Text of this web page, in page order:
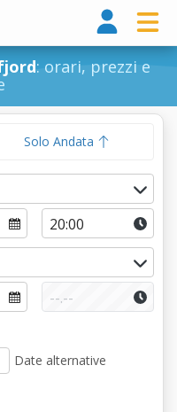
: orari, prezzi e
Solo Andata
Date alternative